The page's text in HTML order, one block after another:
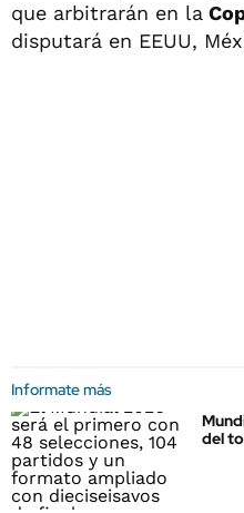
que arbitrarán en la
disputará en EEUU,
Informate más
del